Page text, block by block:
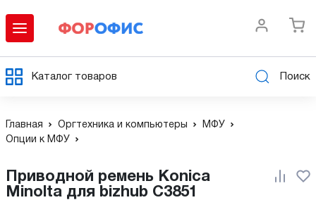
Каталог товаров Поиск
Главная Оргтехника и компьютеры
МФУ
Опции к МФУ
Minolta для bizhub C3851